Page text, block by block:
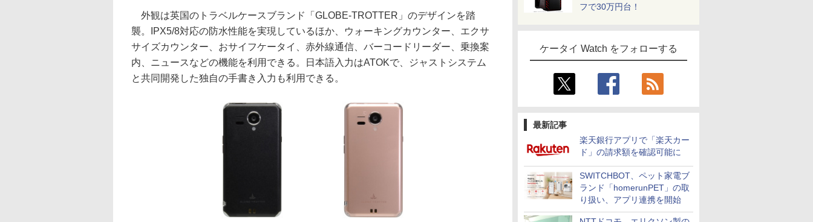
フで30万円台！
ケータイ Watch をフォローする
最新記事
楽天銀行アプリで「楽天カー
ド」の請求額を確認可能に
SWITCHBOT、ペット家電ブ
ランド「homerunPET」の取
り扱い、アプリ連携を開始
外観は英国のトラベルケースブランド「GLOBE-TROTTER」のデザインを踏
襲。IPX5/8対応の防水性能を実現しているほか、ウォーキングカウンター、エクサ
サイズカウンター、おサイフケータイ、赤外線通信、バーコードリーダー、乗換案
内、ニュースなどの機能を利用できる。日本語入力はATOKで、ジャストシステム
と共同開発した独自の手書き入力も利用できる。